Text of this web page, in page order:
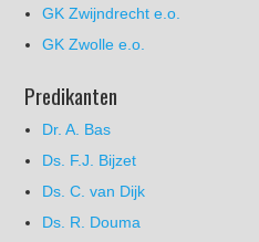
GK Zwijndrecht e.o.
GK Zwolle e.o.
Predikanten
Dr. A. Bas
Ds. F.J. Bijzet
Ds. C. van Dijk
Ds. R. Douma